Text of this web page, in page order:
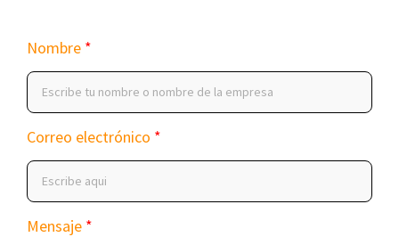
Nombre
Correo electrónico
Mensaje